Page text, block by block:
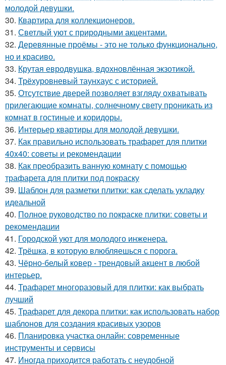
молодой девушки.
30. Квартира для коллекционеров.
31. Светлый уют с природными акцентами.
32. Деревянные проёмы - это не только функционально,
но и красиво.
33. Крутая евродвушка, вдохновлённая экзотикой.
34. Трёхуровневый таунхаус с историей.
35. Отсутствие дверей позволяет взгляду охватывать
прилегающие комнаты, солнечному свету проникать из
комнат в гостиные и коридоры.
36. Интерьер квартиры для молодой девушки.
37. Как правильно использовать трафарет для плитки
40x40: советы и рекомендации
38. Как преобразить ванную комнату с помощью
трафарета для плитки под покраску
39. Шаблон для разметки плитки: как сделать укладку
идеальной
40. Полное руководство по покраске плитки: советы и
рекомендации
41. Городской уют для молодого инженера.
42. Трёшка, в которую влюбляешься с порога.
43. Чёрно-белый ковер - трендовый акцент в любой
интерьер.
44. Трафарет многоразовый для плитки: как выбрать
лучший
45. Трафарет для декора плитки: как использовать набор
шаблонов для создания красивых узоров
46. Планировка участка онлайн: современные
инструменты и сервисы
47. Иногда приходится работать с неудобной